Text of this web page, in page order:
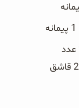
سس گوجه فرنگی ……………………… 2 قاشق